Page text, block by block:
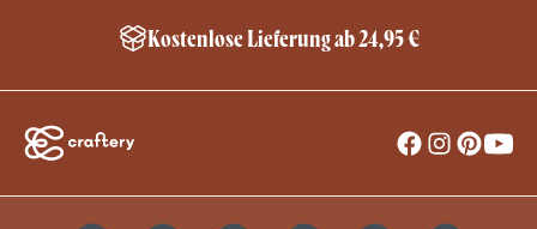
Kostenlose Lieferung ab 24,95 €